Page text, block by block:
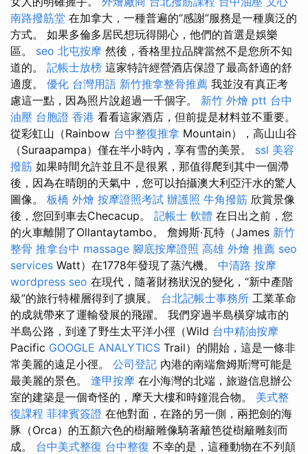
南路撥筋堂 在加拿大，一種普遍的“感謝”服務是一種廣泛的
方式。 如果多倫多居民想玩得開心，他們的首選是娛樂
區。 seo 北屯按摩 然後，香格里拉品牌當然不是您所不知
道的。 記帳士放榜 這家特許經營酒店保證了最高舒適的舒
適度。 優化 台灣用語 新竹推拿整骨推薦 我並沒有真正考
慮這一點，因為照片說超過一千個字。 新竹 外燴 ptt 台中
油壓 台胞證 香港 看看這家酒店，但前提是材料並不重要。
從彩虹山（Rainbow 台中整復推拿 Mountain），高山山谷
（Suraapampa）僅在半小時內，享有雪的美景。 ssl 美容
撥筋 如果時間允許並且不是很累，那值得爬到其中一個滯
後，因為在晴朗的天氣中，您可以拍攝澳大利亞汗水的驚人
圖像。 板橋 外燴 按摩證照考試 辦護照 牛角撥筋 欣賞景像
後，您回到車去Checacup。 記帳士 軟體 在日出之前，您
的火車離開了Ollantaytambo。 詹姆斯·瓦特（James 新竹
整骨 推拿台中 massage 腳底按摩證照 高雄 外燴 推薦 seo
services Watt）在1778年發現了蒸汽機。 中清路 按摩
wordpress seo 在現代，隨著財務狀況的變化，“新中產階
級”的旅行特權層得到了擴展。 台北記帳士事務所 工業革命
的成就帶來了運輸發展的飛躍。 我們穿過半島橫穿城市的
半島公路，到達了野生太平洋小徑（Wild 台中精油按摩
Pacific GOOGLE ANALYTICS Trail）的開始，這是一條非
常美麗的遠足小徑。 公司登記 內港的南端詹姆斯灣可能是
最美麗的景色。 逢甲按摩 在小海灣的北端，旅遊信息辦公
室的建築是一個奇怪的，摩天大樓和時鐘混合物。 美式整
復課程 菲律賓簽證 在他對面，在路的另一側，兩把劍的海
豚（Orca）的五顏六色的樹籬雕像騎著籬笆從樹籬雕刻而
成。 台中美式整復 台中整復 不幸的是，這種動物在不列顛